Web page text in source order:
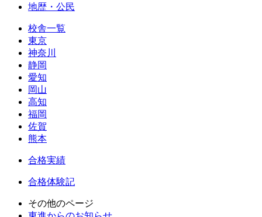
地歴・公民
校舎一覧
東京
神奈川
静岡
愛知
岡山
高知
福岡
佐賀
熊本
合格実績
合格体験記
その他のページ